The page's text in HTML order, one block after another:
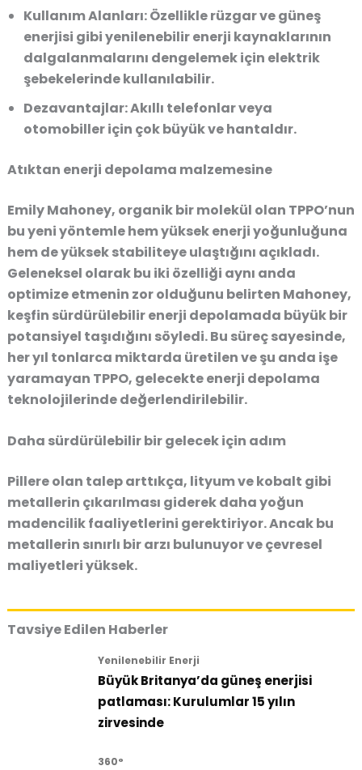
Kullanım Alanları:Özelliklerüzgar ve güneş
enerjisi gibi yenilenebilir enerji kaynaklarının
dalgalanmalarını dengelemek için elektrik
şebekelerinde kullanılabilir.
Dezavantajlar:Akıllı telefonlar veya
otomobiller için çok büyük ve hantaldır.
Atıktan enerji depolama malzemesine
Emily Mahoney, organik bir molekül olan TPPO’nun
bu yeni yöntemle hem yüksek enerji yoğunluğuna
hem de yüksek stabiliteye ulaştığını açıkladı.
Geleneksel olarak bu iki özelliği aynı anda
optimize etmenin zor olduğunu belirten Mahoney,
keşfin sürdürülebilir enerji depolamada büyük bir
potansiyel taşıdığını söyledi. Bu süreç sayesinde,
her yıl tonlarca miktarda üretilen ve şu anda işe
yaramayan TPPO, gelecekte enerji depolama
teknolojilerinde değerlendirilebilir.
Daha sürdürülebilir bir gelecek için adım
Pillere olan talep arttıkça, lityum ve kobalt gibi
metallerin çıkarılması giderek daha yoğun
madencilik faaliyetlerini gerektiriyor. Ancak bu
metallerin sınırlı bir arzı bulunuyor ve çevresel
maliyetleri yüksek.
Tavsiye Edilen Haberler
Yenilenebilir Enerji
Büyük Britanya’da güneş enerjisi
patlaması: Kurulumlar 15 yılın
zirvesinde
360°